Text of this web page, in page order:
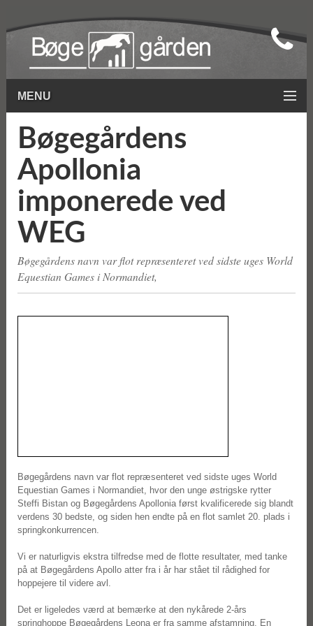
MENU
Bøgegårdens
Apollonia
imponerede ved
WEG
Bøgegårdens navn var flot repræsenteret ved sidste uges World
Equestian Games i Normandiet,
Bøgegårdens navn var flot repræsenteret ved sidste uges World
Equestian Games i Normandiet, hvor den unge østrigske rytter
Steffi Bistan og Bøgegårdens Apollonia først kvalificerede sig blandt
verdens 30 bedste, og siden hen endte på en flot samlet 20. plads i
springkonkurrencen.
Vi er naturligvis ekstra tilfredse med de flotte resultater, med tanke
på at Bøgegårdens Apollo atter fra i år har stået til rådighed for
hoppejere til videre avl.
Det er ligeledes værd at bemærke at den nykårede 2-års
springhoppe Bøgegårdens Leona er fra samme afstamning. En